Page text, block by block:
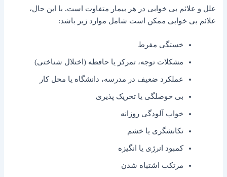
علل و علائم بی خوابی در هر بیمار متفاوت است. با این حال،
علائم بی خوابی ممکن است شامل موارد زیر باشد:
خستگی مفرط
مشکلات توجه، تمرکز یا حافظه (اختلال شناختی)
عملکرد ضعیف در مدرسه، دانشگاه یا محل کار
بی حوصلگی یا تحریک پذیری
خواب آلودگی روزانه
تکانشگری یا خشم
کمبود انرژی یا انگیزه
مرتکب اشتباه شدن